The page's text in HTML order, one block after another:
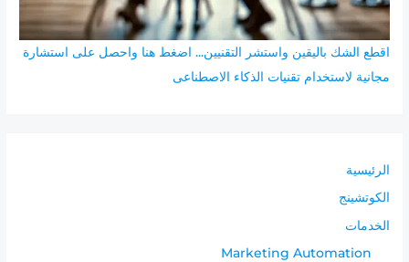
اقطع الشك باليقين واستشر التقنيين... اضغط هنا واحصل على استشارة
مجانية لاستخدام تقنيات الذكاء الاصطناعى
الرئيسية
الكوتشينج
الخدمات
Marketing Automation